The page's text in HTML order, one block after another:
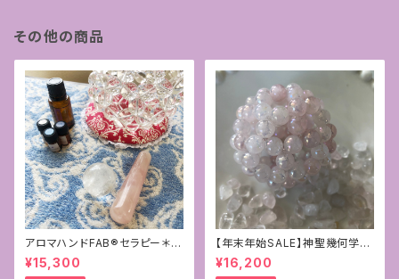
その他の商品
アロマハンドFAB®︎セラピー＊お
得なフルセッション
¥15,300
【年末年始SALE】神聖幾何学フ
ラーレン＊ローズオーラクォーツ
8mm
¥16,200